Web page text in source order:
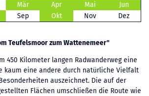
Mär Apr Mai
Jun
Sep Okt Nov Dez
Teufelsmoor zum Wattenemeer"
450 Kilometer langen Radwanderweg eine
kaum eine andere durch natürliche Vielfalt
auszeichnet. Die auf der
Flächen umschließen die Route wie